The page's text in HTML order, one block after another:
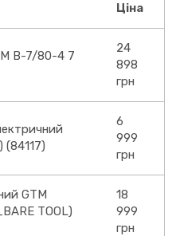
Ціна
B-7/80-4 7
24
898
грн
(84117)
6
999
грн
GTM
TOOL)
18
999
грн